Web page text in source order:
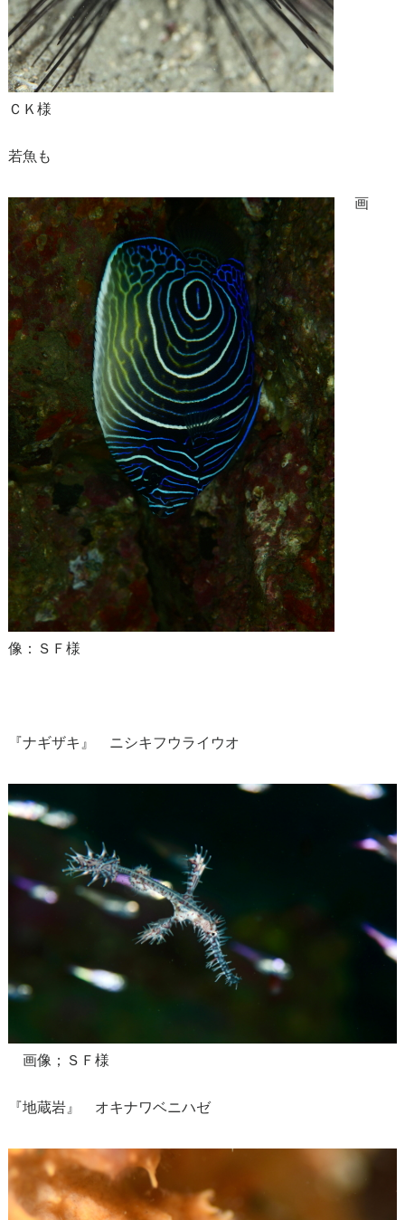
ＣＫ様
若魚も
画
像：ＳＦ様
『ナギザキ』 ニシキフウライウオ
画像；ＳＦ様
『地蔵岩』 オキナワベニハゼ